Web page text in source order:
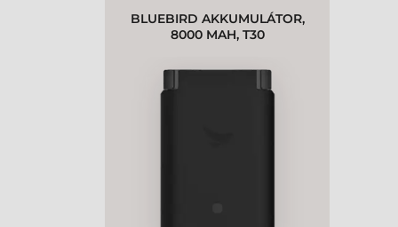
BLUEBIRD AKKUMULÁTOR,
8000 MAH, T30